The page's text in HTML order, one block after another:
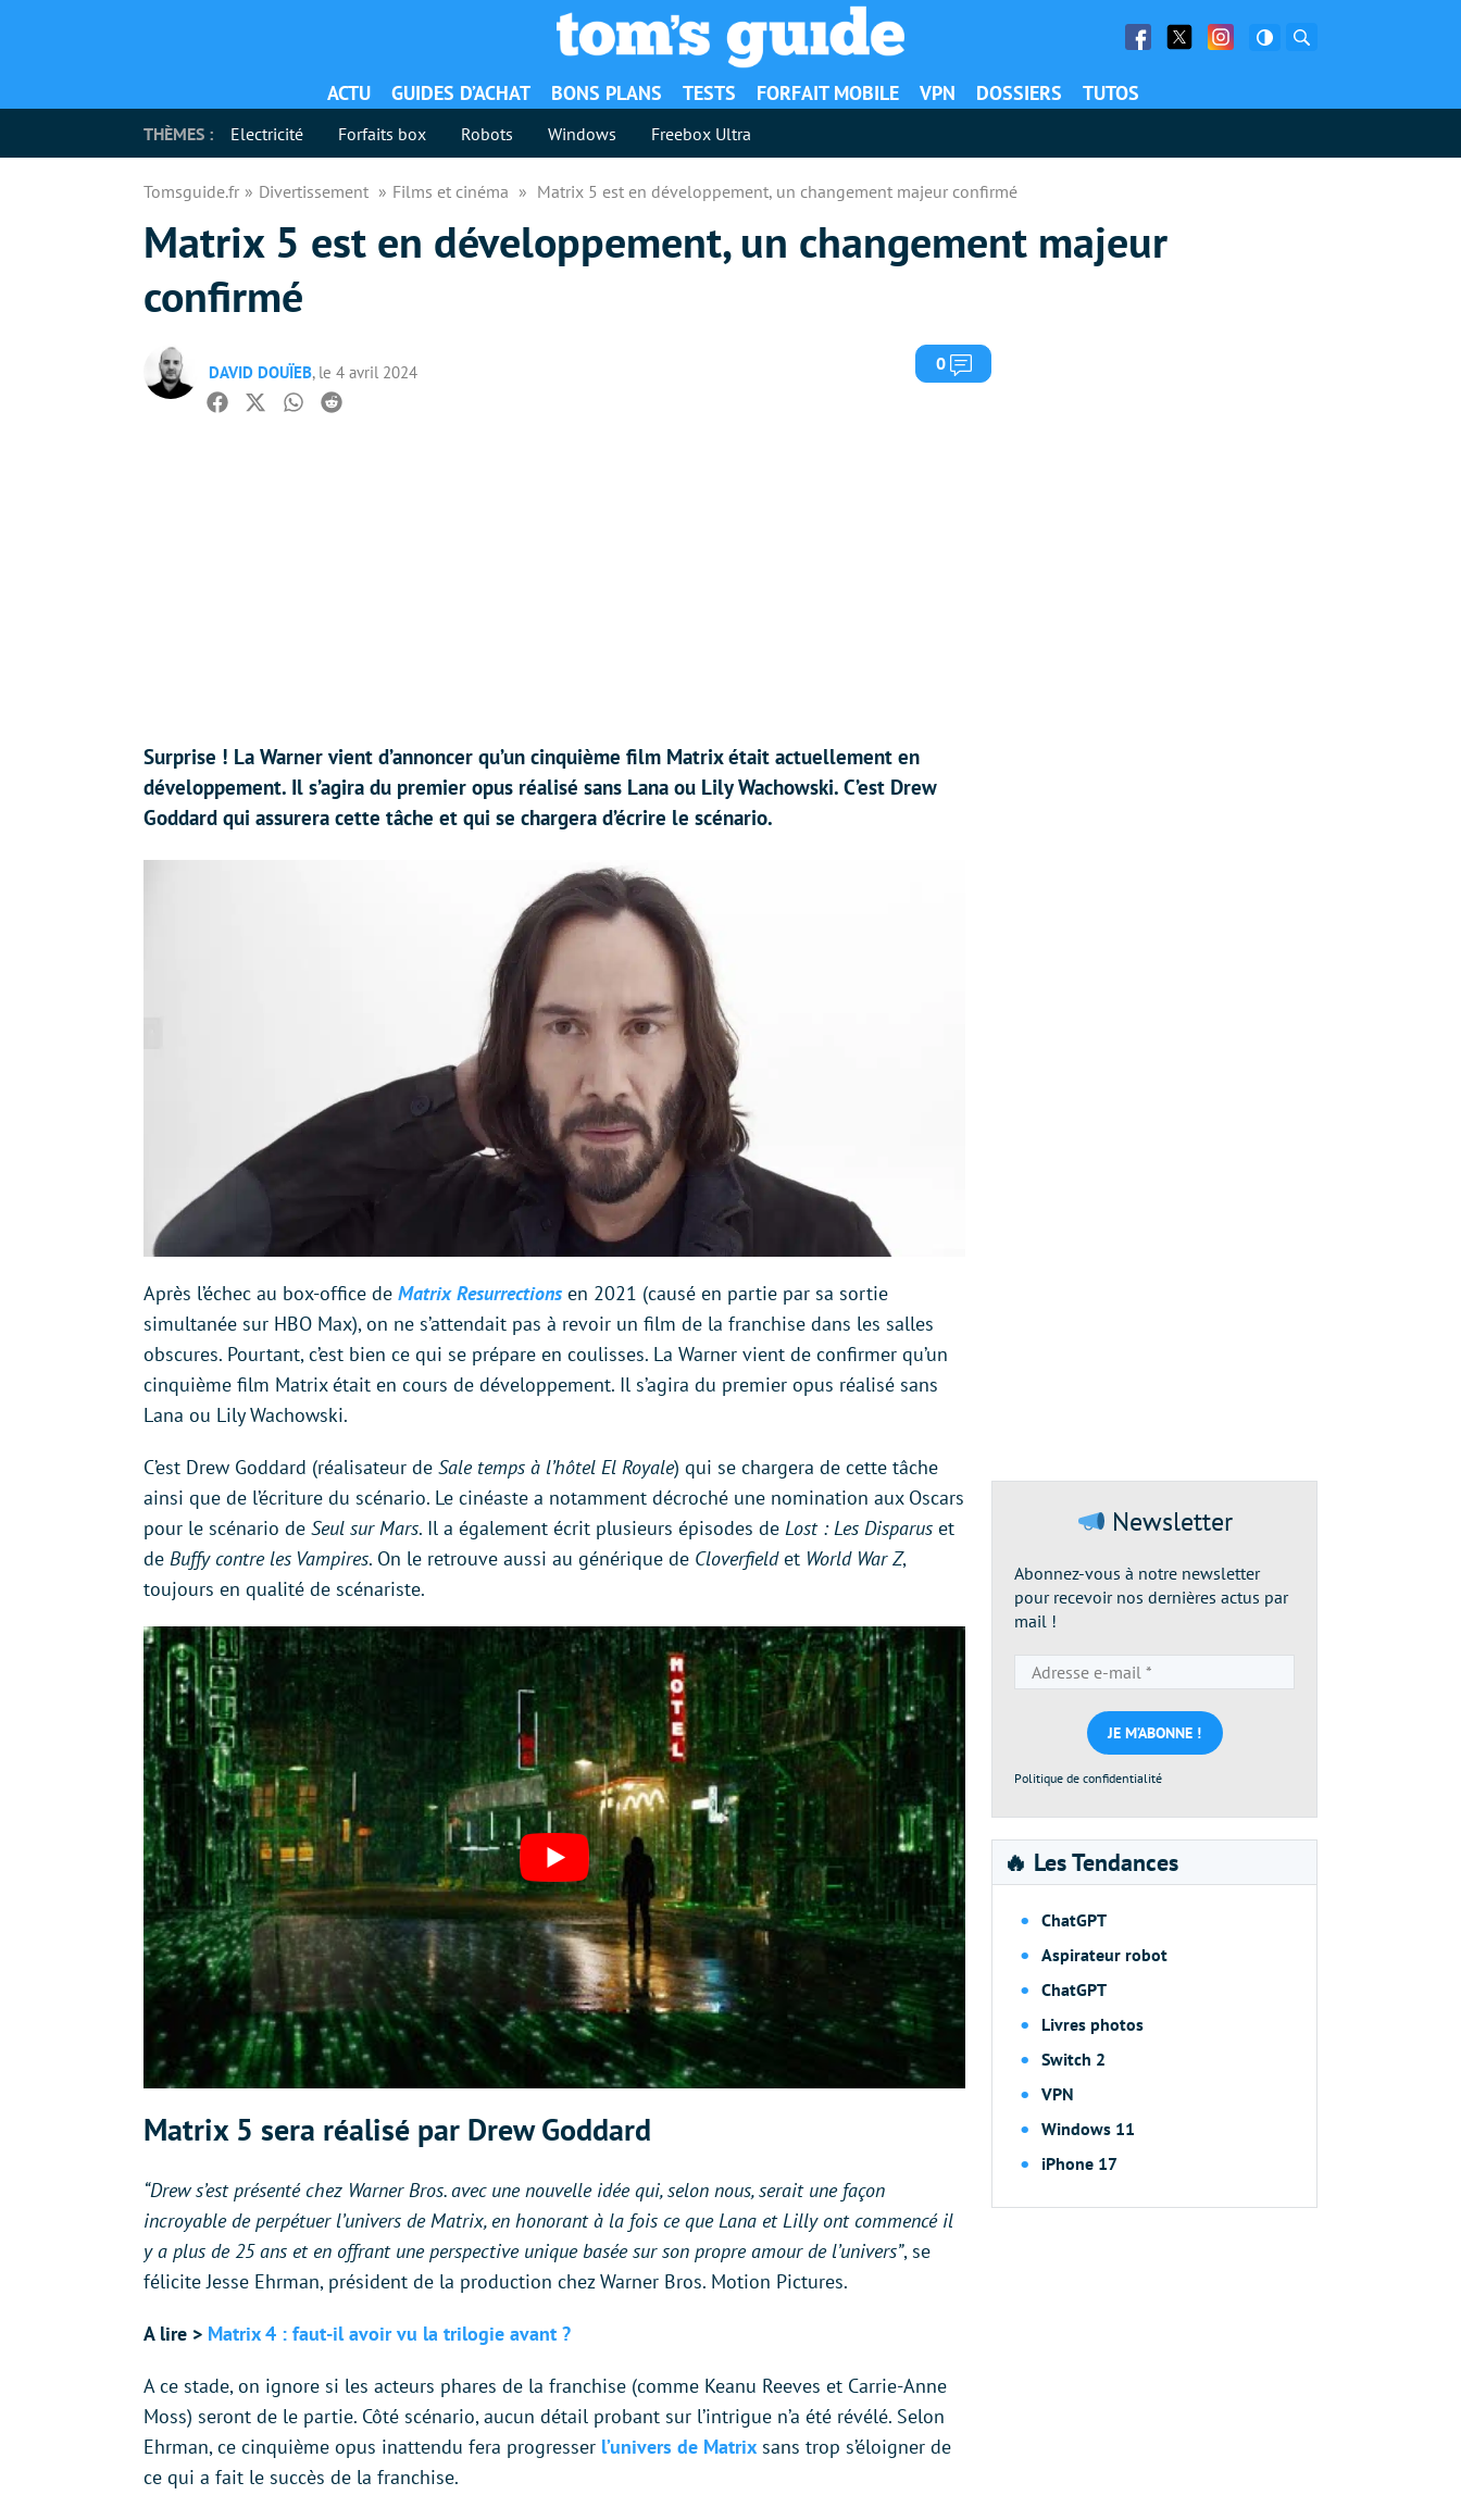
Facebook
Twitter Facebook
ACTU GUIDES D’ACHAT BONS PLANS TESTS FORFAIT MOBILE VPN DOSSIERS TUTOS
THÈMES : Electricité Forfaits box Robots Windows Freebox Ultra
Tomsguide.fr Divertissement Films et cinéma Matrix 5 est en développement, un changement majeur confirmé
Matrix 5 est en développement, un changement majeur
confirmé
DAVID DOUÏEB, le 4 avril 2024 0 Commentaires
Facebook
TwitterWhatsapp
Reddit
Surprise ! La Warner vient d’annoncer qu’un cinquième film Matrix était actuellement en
développement. Il s’agira du premier opus réalisé sans Lana ou Lily Wachowski. C’est Drew
Goddard qui assurera cette tâche et qui se chargera d’écrire le scénario.
Après l’échec au box-office de Matrix Resurrections en 2021 (causé en partie par sa sortie
simultanée sur HBO Max), on ne s’attendait pas à revoir un film de la franchise dans les salles
obscures. Pourtant, c’est bien ce qui se prépare en coulisses. La Warner vient de confirmer qu’un
cinquième film Matrix était en cours de développement. Il s’agira du premier opus réalisé sans
Lana ou Lily Wachowski.
C’est Drew Goddard (réalisateur de Sale temps à l’hôtel El Royale) qui se chargera de cette tâche
ainsi que de l’écriture du scénario. Le cinéaste a notamment décroché une nomination aux Oscars
pour le scénario de Seul sur Mars. Il a également écrit plusieurs épisodes de Lost : Les Disparus et
de Buffy contre les Vampires. On le retrouve aussi au générique de Cloverfieldet World War Z,
toujours en qualité de scénariste.
Matrix 5 sera réalisé par Drew Goddard
“Drew s’est présenté chez Warner Bros. avec une nouvelle idée qui, selon nous, serait une façon
incroyable de perpétuer l’univers de Matrix, en honorant à la fois ce que Lana et Lilly ont commencé il
y a plus de 25 ans et en offrant une perspective unique basée sur son propre amour de l’univers”, se
félicite Jesse Ehrman, président de la production chez Warner Bros. Motion Pictures.
A lire > Matrix 4 : faut-il avoir vu la trilogie avant ?
A ce stade, on ignore si les acteurs phares de la franchise (comme Keanu Reeves et Carrie-Anne
Moss) seront de le partie. Côté scénario, aucun détail probant sur l’intrigue n’a été révélé. Selon
Ehrman, ce cinquième opus inattendu fera progresser l’univers de Matrix sans trop s’éloigner de
ce qui a fait le succès de la franchise.
Newsletter
Abonnez-vous à notre newsletter
pour recevoir nos dernières actus par
mail !
e-
mail
*
Politique de confidentialité
🔥 Les Tendances
ChatGPT
Aspirateur robot
ChatGPT
Livres photos
Switch 2
VPN
Windows 11
iPhone 17